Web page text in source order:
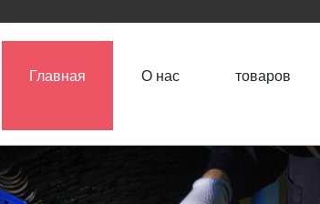
Главная О нас товаров